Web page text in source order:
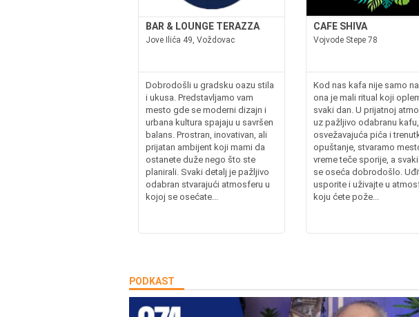
BAR & LOUNGE TERAZZA
Jove Ilića 49, Voždovac
Dobrodošli u gradsku oazu stila
i ukusa. Predstavljamo vam
mesto gde se moderni dizajn i
urbana kultura spajaju u savršen
balans. Prostran, inovativan, ali
prijatan ambijent koji mami da
ostanete duže nego što ste
planirali. Svaki detalj je pažljivo
odabran stvarajući atmosferu u
kojoj se osećate...
CAFE SHIVA
Vojvode Stepe 78
Kod nas kafa nije samo
ona je mali ritual koji
svaki dan. U prijatnoj
uz pažljivo odabranu kafu,
osvežavajuća pića i
opuštanje, stvaramo
vreme teče sporije, a
se oseća dobrodošlo.
usporite i uživajte u
koju ćete pože...
PODKAST